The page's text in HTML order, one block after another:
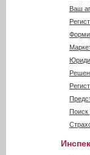
Ваш
Поиск